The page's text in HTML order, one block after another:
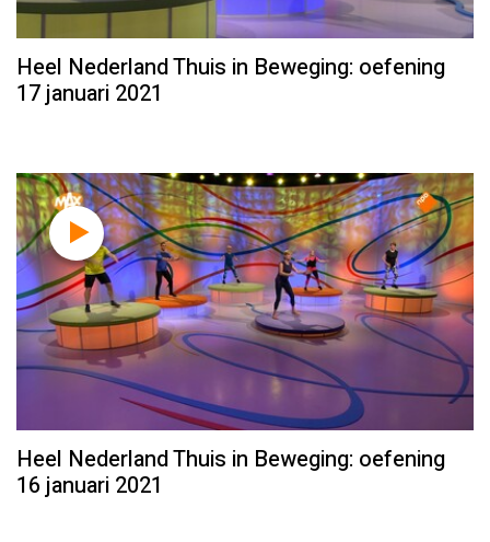
Heel Nederland Thuis in Beweging: oefening
17 januari 2021
Heel Nederland Thuis in Beweging: oefening
16 januari 2021